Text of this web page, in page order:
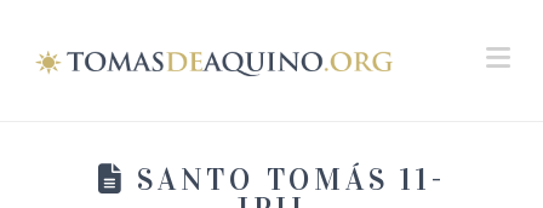
SANTO TOMÁS 11-